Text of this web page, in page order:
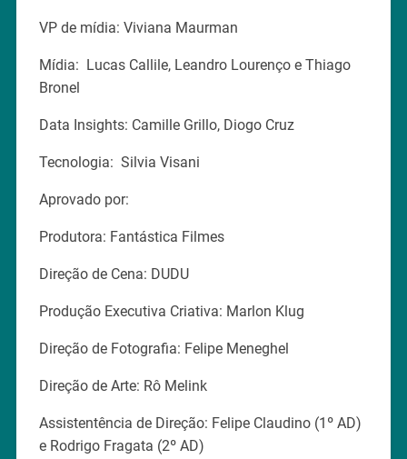
VP de mídia: Viviana Maurman
Mídia: Lucas Callile, Leandro Lourenço e Thiago
Bronel
Data Insights: Camille Grillo, Diogo Cruz
Tecnologia: Silvia Visani
Aprovado por:
Produtora: Fantástica Filmes
Direção de Cena: DUDU
Produção Executiva Criativa: Marlon Klug
Direção de Fotografia: Felipe Meneghel
Direção de Arte: Rô Melink
Assistentência de Direção: Felipe Claudino (1º AD)
e Rodrigo Fragata (2º AD)